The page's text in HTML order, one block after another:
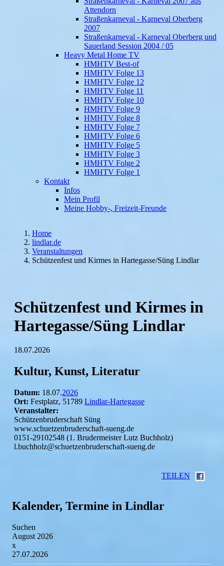
Attendorn
Straßenkarneval - Karneval Oberberg
2007
Straßenkarneval - Karneval Oberberg und
Sauerland Session 2004 / 05
Heavy Metal Home TV
HMHTV Best-of
HMHTV Folge 13
HMHTV Folge 12
HMHTV Folge 11
HMHTV Folge 10
HMHTV Folge 9
HMHTV Folge 8
HMHTV Folge 7
HMHTV Folge 6
HMHTV Folge 5
HMHTV Folge 3
HMHTV Folge 2
HMHTV Folge 1
Kontakt
Infos
Mein Profil
Meine Hobby-, Freizeit-Freunde
Home
lindlar.de
Veranstaltungen
Schützenfest und Kirmes in Hartegasse/Süng Lindlar
Schützenfest und Kirmes in
Hartegasse/Süng Lindlar
18.07.2026
Kultur, Kunst, Literatur
Datum: 18.07.2026
Ort: Festplatz, 51789 Lindlar-Hartegasse
Veranstalter:
Schützenbruderschaft Süng
www.schuetzenbruderschaft-sueng.de
0151-29102548 (1. Brudermeister Lutz Buchholz)
l.buchholz@schuetzenbruderschaft-sueng.de
TEILEN
Kalender, Termine in Lindlar
Suchen
August 2026
x
27.07.2026